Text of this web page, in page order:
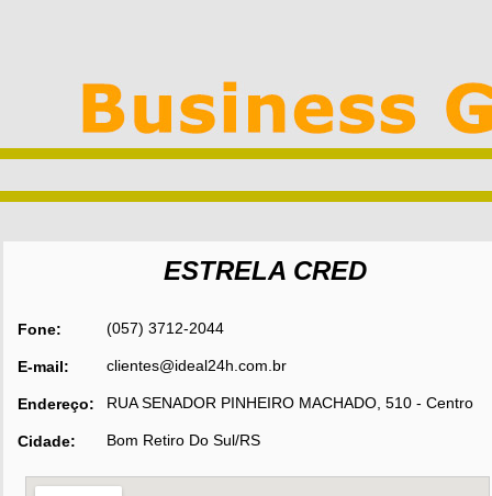
ESTRELA CRED
Fone: (057) 3712-2044
E-mail: clientes@ideal24h.com.br
Endereço: RUA SENADOR PINHEIRO MACHADO, 510 - Centro
Cidade: Bom Retiro Do Sul/RS